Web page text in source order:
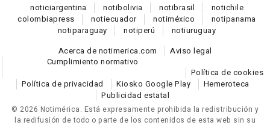
noticiargentina notibolivia notibrasil notichile
colombiapress notiecuador notiméxico notipanama
notiparaguay notiperú notiuruguay
Acerca de notimerica.com
Aviso legal
Cumplimiento normativo
Política de cookies
Política de privacidad
Kiosko Google Play
Hemeroteca
Publicidad estatal
© 2026 Notimérica. Está expresamente prohibida la redistribución y
la redifusión de todo o parte de los contenidos de esta web sin su